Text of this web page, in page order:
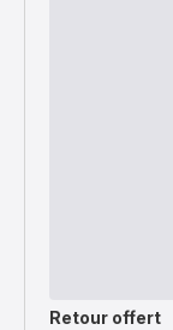
Retour offert